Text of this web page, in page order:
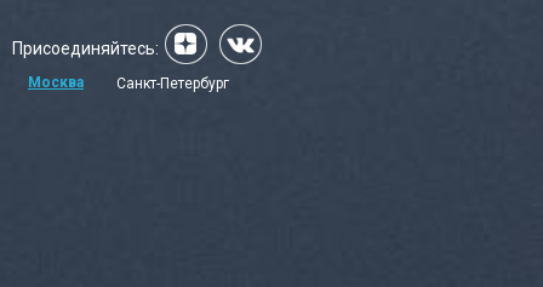
Присоединяйтесь:
Москва Санкт-Петербург